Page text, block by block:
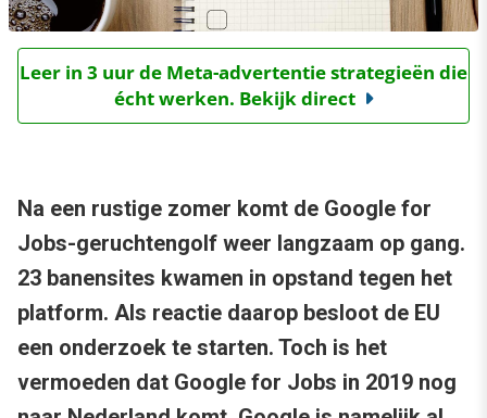
Leer in 3 uur de Meta-advertentie strategieën die
écht werken. Bekijk direct
Na een rustige zomer komt de Google for
Jobs-geruchtengolf weer langzaam op gang.
23 banensites kwamen in opstand tegen het
platform. Als reactie daarop besloot de EU
een onderzoek te starten. Toch is het
vermoeden dat Google for Jobs in 2019 nog